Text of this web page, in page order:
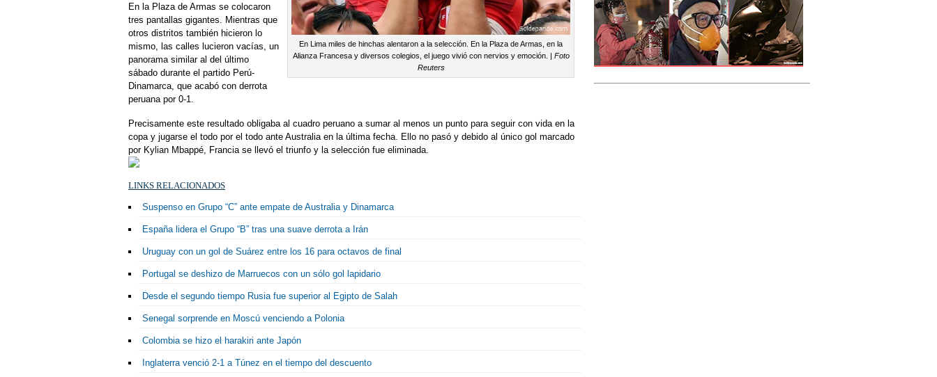
En Lima miles de hinchas alentaron a la selección. En la Plaza de Armas, en la
Alianza Francesa y diversos colegios, el juego vivió con nervios y emoción. | Foto
Reuters
En la Plaza de Armas se colocaron
tres pantallas gigantes. Mientras que
otros distritos también hicieron lo
mismo, las calles lucieron vacías, un
panorama similar al del último
sábado durante el partido Perú-
Dinamarca, que acabó con derrota
peruana por 0-1.
Precisamente este resultado obligaba al cuadro peruano a sumar al menos un punto para seguir con vida en la
copa y jugarse el todo por el todo ante Australia en la última fecha. Ello no pasó y debido al único gol marcado
por Kylian Mbappé, Francia se llevó el triunfo y la selección fue eliminada.
LINKS RELACIONADOS
Suspenso en Grupo “C” ante empate de Australia y Dinamarca
España lidera el Grupo “B” tras una suave derrota a Irán
Uruguay con un gol de Suárez entre los 16 para octavos de final
Portugal se deshizo de Marruecos con un sólo gol lapidario
Desde el segundo tiempo Rusia fue superior al Egipto de Salah
Senegal sorprende en Moscú venciendo a Polonia
Colombia se hizo el harakiri ante Japón
Inglaterra venció 2-1 a Túnez en el tiempo del descuento